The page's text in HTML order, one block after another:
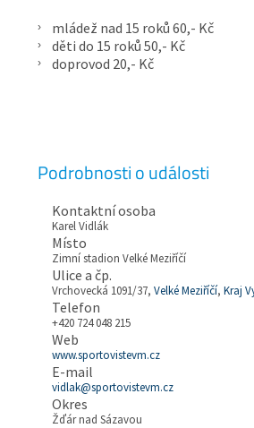
mládež nad 15 roků 60,- Kč
děti do 15 roků 50,- Kč
doprovod 20,- Kč
Podrobnosti o události
Kontaktní osoba
Karel Vidlák
Místo
Zimní stadion Velké Meziříčí
Ulice a čp.
Vrchovecká 1091/37,Velké Meziříčí,Kraj
Telefon
+420 724 048 215
Web
www.sportovistevm.cz
E-mail
vidlak@sportovistevm.cz
Okres
Žďár nad Sázavou